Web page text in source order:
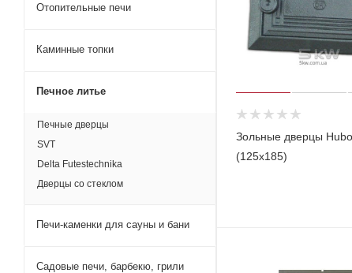
Зольные дверцы
(125х185)
Отопительные печи
Каминные топки
Печное литье
Печные дверцы
SVT
Delta Futestechnika
Дверцы со стеклом
Печи-каменки для сауны и бани
Садовые печи, барбекю, грили